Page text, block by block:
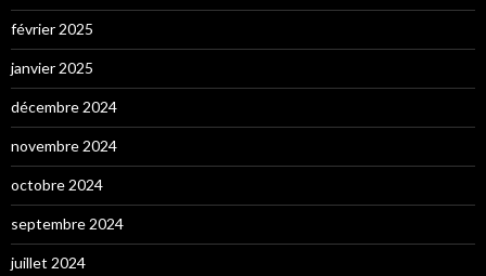
février 2025
janvier 2025
décembre 2024
novembre 2024
octobre 2024
septembre 2024
juillet 2024